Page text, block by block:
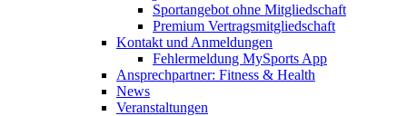
Sportangebot ohne Mitgliedschaft
Premium Vertragsmitgliedschaft
Kontakt und Anmeldungen
Fehlermeldung MySports App
Ansprechpartner: Fitness & Health
News
Veranstaltungen